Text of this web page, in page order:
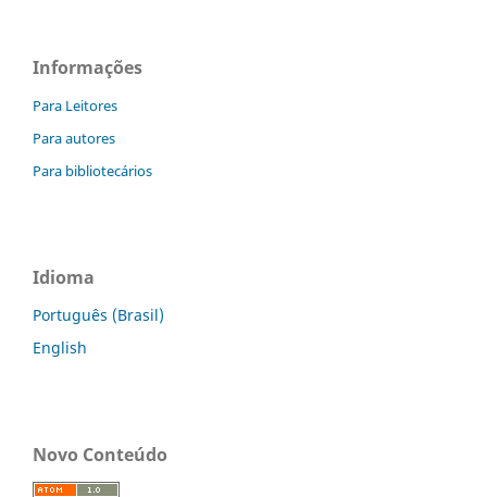
Informações
Para Leitores
Para autores
Para bibliotecários
Idioma
Português (Brasil)
English
Novo Conteúdo